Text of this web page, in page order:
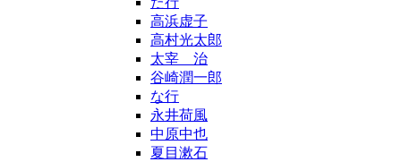
高浜虚子
高村光太郎
太宰 治
谷崎潤一郎
な行
永井荷風
中原中也
夏目漱石